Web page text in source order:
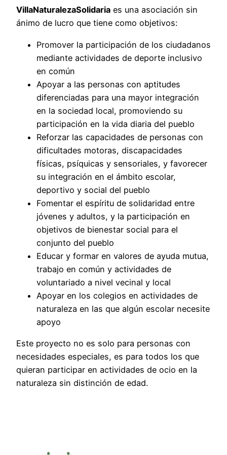
VillaNaturalezaSolidaria es una asociación sin
ánimo de lucro que tiene como objetivos:
Promover la participación de los ciudadanos
mediante actividades de deporte inclusivo
en común
Apoyar a las personas con aptitudes
diferenciadas para una mayor integración
en la sociedad local, promoviendo su
participación en la vida diaria del pueblo
Reforzar las capacidades de personas con
dificultades motoras, discapacidades
físicas, psíquicas y sensoriales, y favorecer
su integración en el ámbito escolar,
deportivo y social del pueblo
Fomentar el espíritu de solidaridad entre
jóvenes y adultos, y la participación en
objetivos de bienestar social para el
conjunto del pueblo
Educar y formar en valores de ayuda mutua,
trabajo en común y actividades de
voluntariado a nivel vecinal y local
Apoyar en los colegios en actividades de
naturaleza en las que algún escolar necesite
apoyo
Este proyecto no es solo para personas con
necesidades especiales, es para todos los que
quieran participar en actividades de ocio en la
naturaleza sin distinción de edad.